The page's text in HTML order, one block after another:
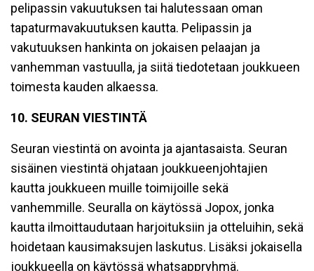
pelipassin vakuutuksen tai halutessaan oman
tapaturmavakuutuksen kautta. Pelipassin ja
vakutuuksen hankinta on jokaisen pelaajan ja
vanhemman vastuulla, ja siitä tiedotetaan joukkueen
toimesta kauden alkaessa.
10. SEURAN VIESTINTÄ
Seuran viestintä on avointa ja ajantasaista. Seuran
sisäinen viestintä ohjataan joukkueenjohtajien
kautta joukkueen muille toimijoille sekä
vanhemmille. Seuralla on käytössä Jopox, jonka
kautta ilmoittaudutaan harjoituksiin ja otteluihin, sekä
hoidetaan kausimaksujen laskutus. Lisäksi jokaisella
joukkueella on käytössä whatsappryhmä.